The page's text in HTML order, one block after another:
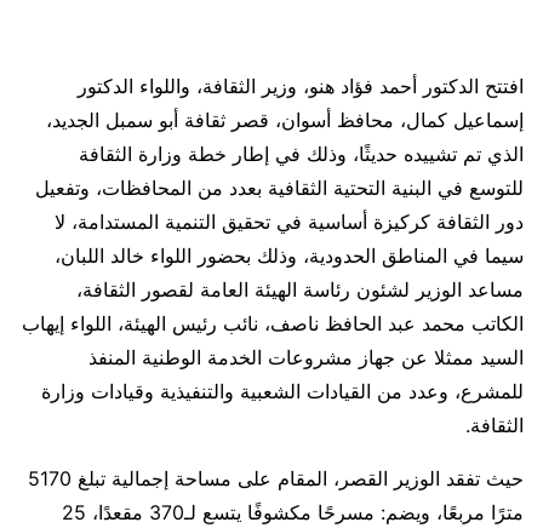
افتتح الدكتور أحمد فؤاد هنو، وزير الثقافة، واللواء الدكتور
إسماعيل كمال، محافظ أسوان، قصر ثقافة أبو سمبل الجديد،
الذي تم تشييده حديثًا، وذلك في إطار خطة وزارة الثقافة
للتوسع في البنية التحتية الثقافية بعدد من المحافظات، وتفعيل
دور الثقافة كركيزة أساسية في تحقيق التنمية المستدامة، لا
سيما في المناطق الحدودية، وذلك بحضور اللواء خالد اللبان،
مساعد الوزير لشئون رئاسة الهيئة العامة لقصور الثقافة،
الكاتب محمد عبد الحافظ ناصف، نائب رئيس الهيئة، اللواء إيهاب
السيد ممثلا عن جهاز مشروعات الخدمة الوطنية المنفذ
للمشرع، وعدد من القيادات الشعبية والتنفيذية وقيادات وزارة
الثقافة.
حيث تفقد الوزير القصر، المقام على مساحة إجمالية تبلغ 5170
مترًا مربعًا، ويضم: مسرحًا مكشوفًا يتسع لـ370 مقعدًا، 25